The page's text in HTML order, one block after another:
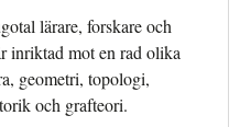
lärare, forskare och
inriktad mot en rad olika
geometri, topologi,
och grafteori.